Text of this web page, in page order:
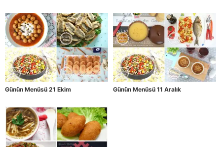
Günün Menüsü 21 Ekim Günün Menüsü 11 Aralık